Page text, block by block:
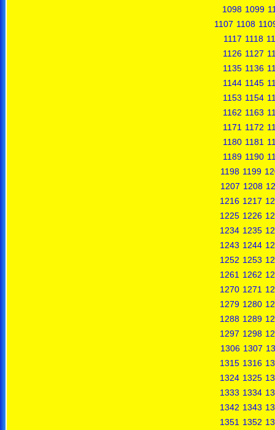
1098 1099
1107 1108
1117 1118
1126 1127
1135 1136
1144 1145
1153 1154
1162 1163
1171 1172
1180 1181
1189 1190
1198 1199
1207 1208
1216 1217
1225 1226
1234 1235
1243 1244
1252 1253
1261 1262
1270 1271
1279 1280
1288 1289
1297 1298
1306 1307
1315 1316
1324 1325
1333 1334
1342 1343
1351 1352